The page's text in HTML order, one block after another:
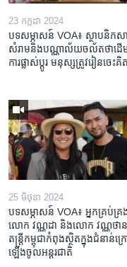
23 កក្កដា 2024
បទសម្ភាសន៍ VOA៖ ស្ថាបនិកស
សំរាមនិងបណ្ណាល័យចល័តថាដើម្
ការផ្លាស់ប្តូរ មនុស្សត្រូវរៀនចេះគិត
25 មិថុនា 2024
បទសម្ភាសន៍ VOA៖ អ្នក​គ្រប់គ្រ
លោក វណ្ណដា និង​លោក វណ្ណថាន
តន្ត្រី​កម្ពុជា​កំពុង​ស្ថិត​ក្នុង​ជំនាន់​ក្
ឡើង​ចូល​អន្តរជាតិ